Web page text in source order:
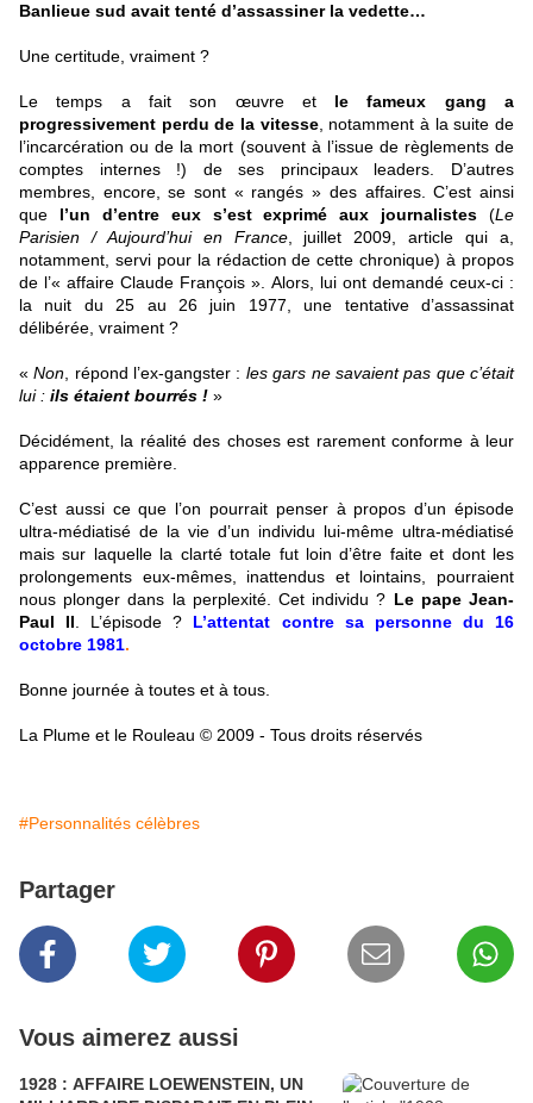
Banlieue sud avait tenté d’assassiner la vedette…
Une certitude, vraiment ?
Le temps a fait son œuvre et le fameux gang a
progressivement perdu de la vitesse, notamment à la suite de
l’incarcération ou de la mort (souvent à l’issue de règlements de
comptes internes !) de ses principaux leaders. D’autres
membres, encore, se sont « rangés » des affaires. C’est ainsi
que l’un d’entre eux s’est exprimé aux journalistes (Le
Parisien / Aujourd’hui en France, juillet 2009, article qui a,
notamment, servi pour la rédaction de cette chronique) à propos
de l’« affaire Claude François ». Alors, lui ont demandé ceux-ci :
la nuit du 25 au 26 juin 1977, une tentative d’assassinat
délibérée, vraiment ?
«Non , répond l’ex-gangster : les gars ne savaient pas que c’était
lui : ils étaient bourrés ! »
Décidément, la réalité des choses est rarement conforme à leur
apparence première.
C’est aussi ce que l’on pourrait penser à propos d’un épisode
ultra-médiatisé de la vie d’un individu lui-même ultra-médiatisé
mais sur laquelle la clarté totale fut loin d’être faite et dont les
prolongements eux-mêmes, inattendus et lointains, pourraient
nous plonger dans la perplexité. Cet individu ? Le pape Jean-
Paul II . L’épisode ? L’attentat contre sa personne du 16
octobre 1981.
Bonne journée à toutes et à tous.
La Plume et le Rouleau © 2009 - Tous droits réservés
#Personnalités célèbres
Partager
Vous aimerez aussi
1928 : AFFAIRE LOEWENSTEIN, UN